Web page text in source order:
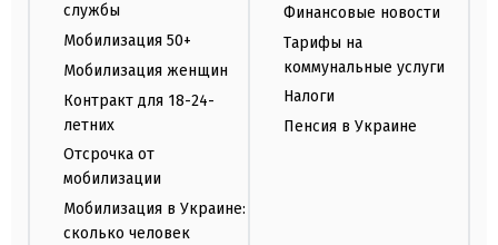
службы
Мобилизация 50+
Мобилизация женщин
Контракт для 18-24-
летних
Отсрочка от
мобилизации
Мобилизация в Украине:
сколько человек
Финансовые новости
Тарифы на
коммунальные услуги
Налоги
Пенсия в Украине